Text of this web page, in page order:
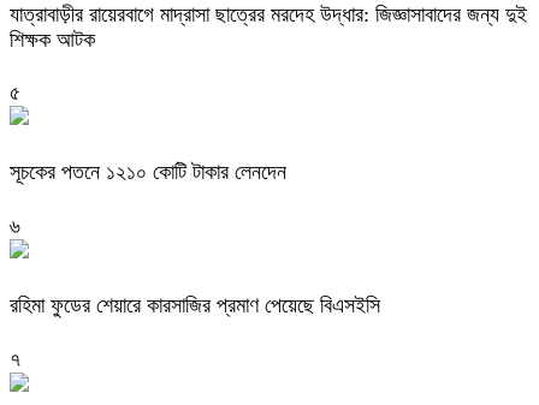
যাত্রাবাড়ীর রায়েরবাগে মাদ্রাসা ছাত্রের মরদেহ উদ্ধার: জিজ্ঞাসাবাদের জন্য দুই
শিক্ষক আটক
৫
সূচকের পতনে ১২১০ কোটি টাকার লেনদেন
৬
রহিমা ফুডের শেয়ারে কারসাজির প্রমাণ পেয়েছে বিএসইসি
৭